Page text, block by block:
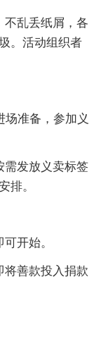
乱丢纸屑，各
。活动组织者
准备，参加义
发放义卖标签
排。
开始。
善款投入捐款